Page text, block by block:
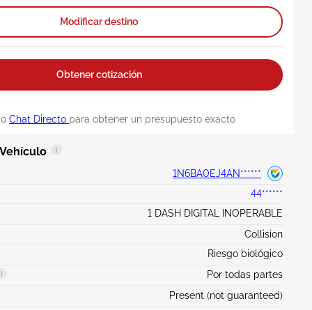
Modificar destino
Obtener cotización
oChat Directo para obtener un presupuesto exacto
1N6BA0EJ4AN******
44******
1 DASH DIGITAL INOPERABLE
Collision
Riesgo biológico
Por todas partes
Present (not guaranteed)